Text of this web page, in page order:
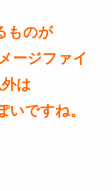
ものが
ージファイ
は
ですね。